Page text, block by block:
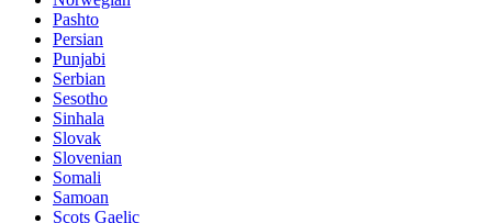
Pashto
Persian
Punjabi
Serbian
Sesotho
Sinhala
Slovak
Slovenian
Somali
Samoan
Scots Gaelic